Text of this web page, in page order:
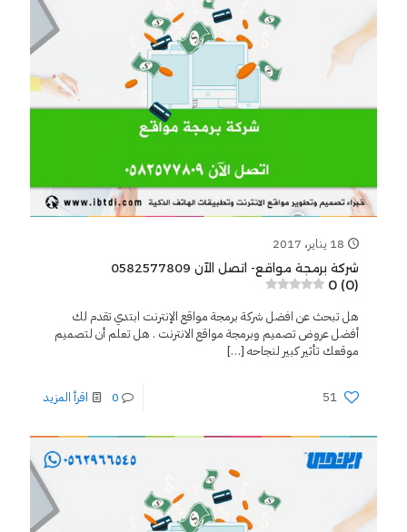
18 يناير، 2017
شركة برمجة مواقع- اتصل الآن 0582577809
0 (0)
هل تبحث عن افضل شركة برمجة مواقع الإنترنت ابتدي تقدم لك
أفضل عروض تصميم وبرمجة مواقع الانترنت . هل تعلم أن لتصميم
موقعك تأثير كبير لنجاحه […]
51
0 اقرأ المزيد